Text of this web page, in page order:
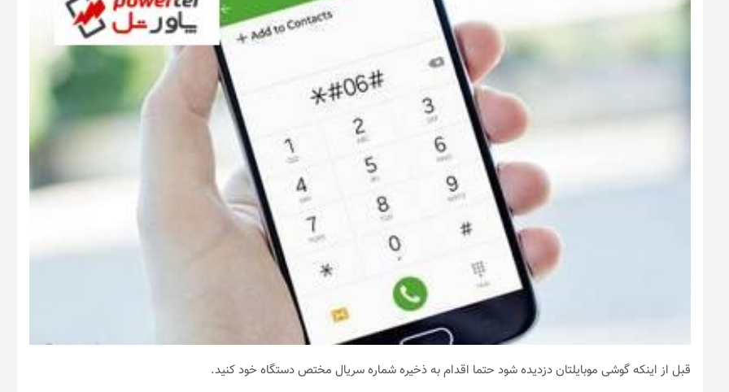
قبل از اینکه گوشی موبایلتان دزدیده شود حتما اقدام به ذخیره شماره سریال مختص دستگاه خود کنید.